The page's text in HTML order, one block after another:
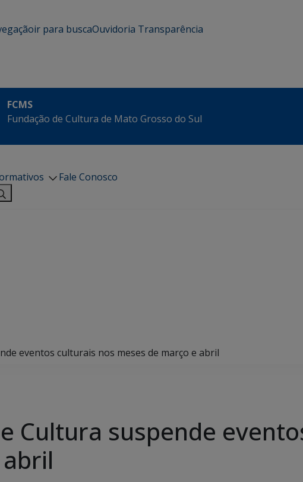
ir para buscaOuvidoria Transparência
FCMS
Fundação de Cultura de Mato Grosso do Sul
Fale Conosco
eventos culturais nos meses de março e abril
Cultura suspende